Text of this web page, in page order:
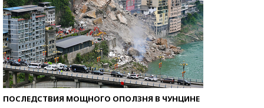
ПОСЛЕДСТВИЯ МОЩНОГО ОПОЛЗНЯ В ЧУНЦИНЕ